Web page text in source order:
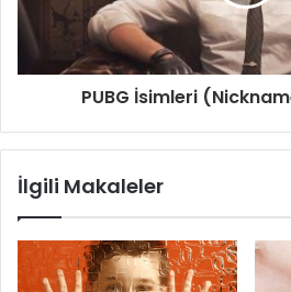
PUBG İsimleri
İlgili Makaleler